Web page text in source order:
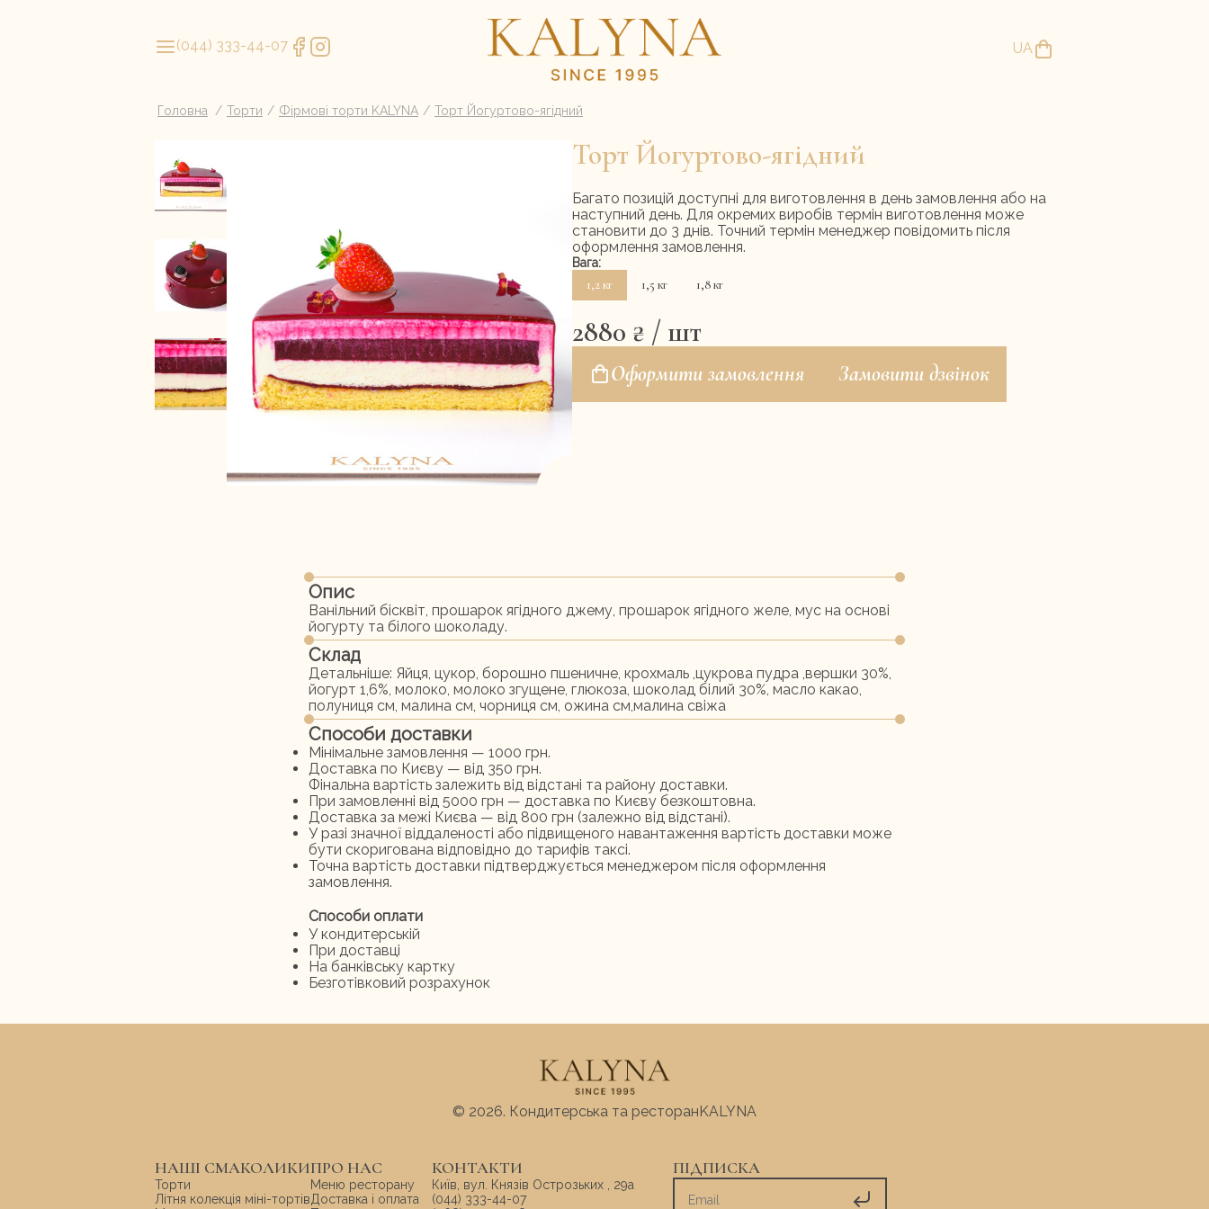
(044) 333-44-07 UA
Корпоративні замовлення Набори солодощів
Меню ресторану Контакти
Головна Торти Фірмові торти KALYNA Торт Йогуртово-ягідний
Торт Йогуртово-ягідний
Багато позицій доступні для виготовлення в день замовлення або на
наступний день. Для окремих виробів термін виготовлення може
становити до 3 днів. Точний термін менеджер повідомить після
оформлення замовлення.
Вага:
1,2 кг 1,5 кг 1,8 кг
2880 ₴ / шт
Оформити замовлення Замовити дзвінок
Опис
Ванільний бісквіт, прошарок ягідного джему, прошарок ягідного желе, мус на основі
йогурту та білого шоколаду.
Склад
Детальніше: Яйця, цукор, борошно пшеничне, крохмаль ,цукрова пудра ,вершки 30%,
йогурт 1,6%, молоко, молоко згущене, глюкоза, шоколад білий 30%, масло какао,
полуниця см, малина см, чорниця см, ожина см,малина свіжа
Способи доставки
Мінімальне замовлення — 1000 грн.
Доставка по Києву — від 350 грн.
Фінальна вартість залежить від відстані та району доставки.
При замовленні від 5000 грн — доставка по Києву безкоштовна.
Доставка за межі Києва — від 800 грн (залежно від відстані).
У разі значної віддаленості або підвищеного навантаження вартість доставки може
бути скоригована відповідно до тарифів таксі.
Точна вартість доставки підтверджується менеджером після оформлення
замовлення.
Способи оплати
У кондитерській
При доставці
На банківську картку
Безготівковий розрахунок
© 2026. Кондитерська та ресторанKALYNA
НАШІ СМАКОЛИКИ
Торти
Літня колекція міні-тортів
ПРО НАС
Меню ресторану
Доставка і оплата
КОНТАКТИ
Київ, вул. Князів Острозьких , 29а
(044) 333-44-07
ПІДПИСКА